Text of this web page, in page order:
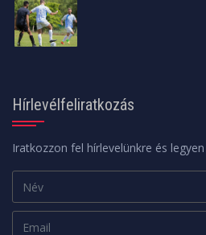
Hírlevélfeliratkozás
Iratkozzon fel hírlevelünkre és